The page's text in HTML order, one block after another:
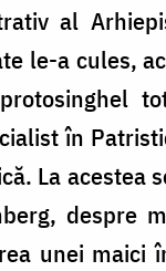
al
le-a cules,
în
La acestea
despre
unei maici